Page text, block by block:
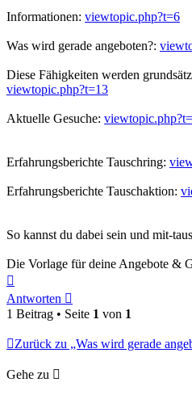
Informationen: viewtopic.php?t=6
Was wird gerade angeboten?:
Diese Fähigkeiten werden
viewtopic.php?t=13
Aktuelle Gesuche:
Erfahrungsberichte Tauschring:
Erfahrungsberichte Tauschaktion:
So kannst du dabei sein und mit-
Die Vorlage für deine Angebote &
oben
Antworten
1 Beitrag • Seite 1 von 1
Zurück zu „Was wird gerade
Gehe zu